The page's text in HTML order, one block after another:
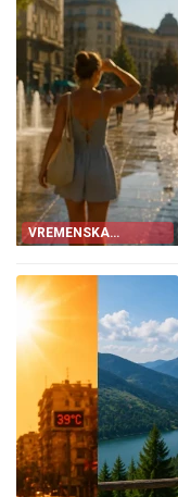
VREMENSKA
PROGNOZA